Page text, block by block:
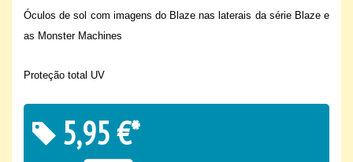
Óculos de sol com imagens do Blaze nas laterais da série Blaze e
as Monster Machines
Proteção total UV
5,95 €*